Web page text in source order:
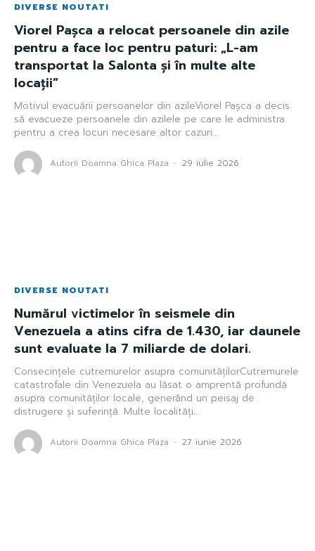
DIVERSE NOUTATI
Viorel Pașca a relocat persoanele din azile
pentru a face loc pentru paturi: „L-am
transportat la Salonta și în multe alte
locații”
Motivul evacuării persoanelor din azileViorel Pașca a decis
să evacueze persoanele din azilele pe care le administra
pentru a crea locuri necesare altor cazuri...
Autorii Doamna Ghica Plaza - 29 iulie 2026
DIVERSE NOUTATI
Numărul victimelor în seismele din
Venezuela a atins cifra de 1.430, iar daunele
sunt evaluate la 7 miliarde de dolari.
Consecințele cutremurelor asupra comunitățilorCutremurele
catastrofale din Venezuela au lăsat o amprentă profundă
asupra comunităților locale, generând un peisaj de
distrugere și suferință. Multe localități...
Autorii Doamna Ghica Plaza - 27 iunie 2026